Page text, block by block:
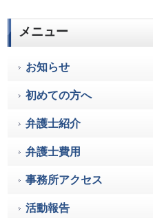
メニュー
お知らせ
初めての方へ
弁護士紹介
弁護士費用
事務所アクセス
活動報告